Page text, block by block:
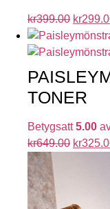
kr399.00 kr
TONER
Betygsatt5.00
kr649.00 kr